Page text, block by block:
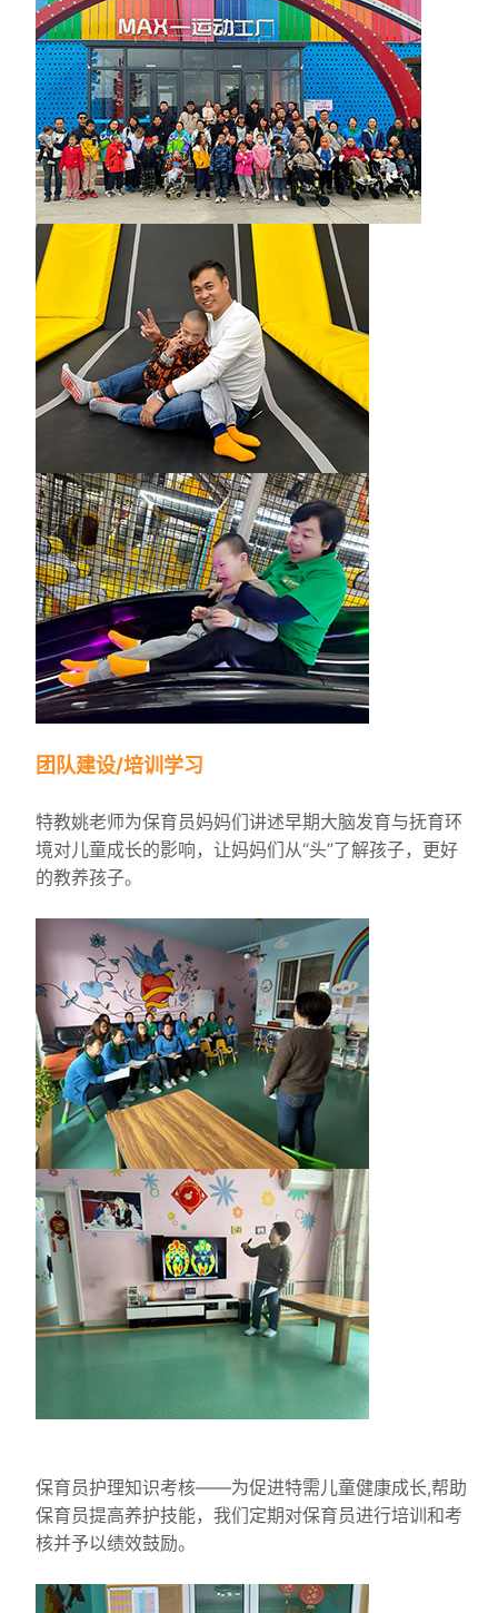
团队建设/培训学习
特教姚老师为保育员妈妈们讲述早期大脑发育与抚育环
境对儿童成长的影响，让妈妈们从“头”了解孩子，更好
的教养孩子。
保育员护理知识考核——为促进特需儿童健康成长,帮助
保育员提高养护技能，我们定期对保育员进行培训和考
核并予以绩效鼓励。